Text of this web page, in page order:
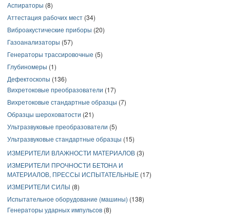
Аспираторы (8)
Аттестация рабочих мест (34)
Виброакустические приборы (20)
Газоанализаторы (57)
Генераторы трассировочные (5)
Глубиномеры (1)
Дефектоскопы (136)
Вихретоковые преобразователи (17)
Вихретоковые стандартные образцы (7)
Образцы шероховатости (21)
Ультразвуковые преобразователи (5)
Ультразвуковые стандартные образцы (15)
ИЗМЕРИТЕЛИ ВЛАЖНОСТИ МАТЕРИАЛОВ (3)
ИЗМЕРИТЕЛИ ПРОЧНОСТИ БЕТОНА И
МАТЕРИАЛОВ, ПРЕССЫ ИСПЫТАТЕЛЬНЫЕ (17)
ИЗМЕРИТЕЛИ СИЛЫ (8)
Испытательное оборудование (машины) (138)
Генераторы ударных импульсов (8)